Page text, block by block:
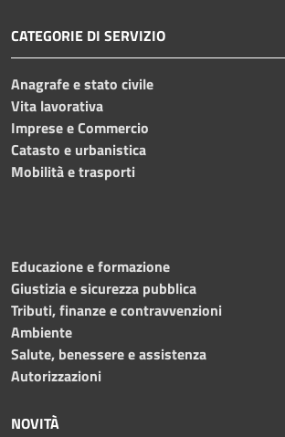
CATEGORIE DI SERVIZIO
Anagrafe e stato civile
Vita lavorativa
Imprese e Commercio
Catasto e urbanistica
Mobilità e trasporti
Educazione e formazione
Giustizia e sicurezza pubblica
Tributi, finanze e contravvenzioni
Ambiente
Salute, benessere e assistenza
Autorizzazioni
NOVITÀ